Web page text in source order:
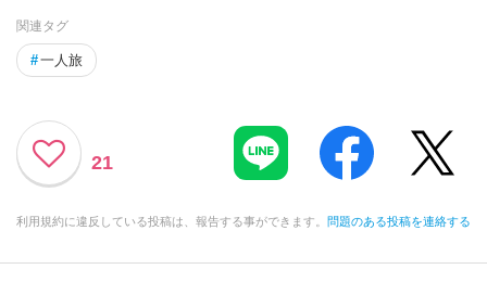
関連タグ
#一人旅
21
利用規約に違反している投稿は、報告する事ができます。 問題のある投稿を連絡する